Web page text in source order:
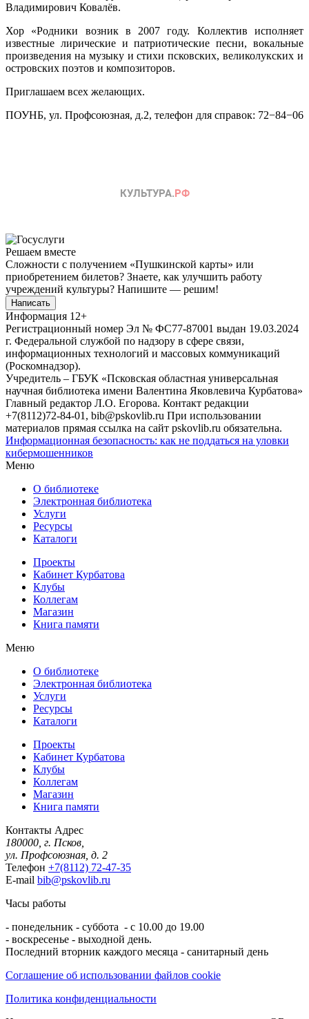
Владимирович Ковалёв.
Хор «Родники возник в 2007 году. Коллектив исполняет
известные лирические и патриотические песни, вокальные
произведения на музыку и стихи псковских, великолукских и
островских поэтов и композиторов.
Приглашаем всех желающих.
ПОУНБ, ул. Профсоюзная, д.2, телефон для справок: 72−84−06
Решаем вместе
Сложности с получением «Пушкинской карты» или
приобретением билетов? Знаете, как улучшить работу
учреждений культуры? Напишите — решим!
Написать
Информация 12+
Регистрационный номер Эл № ФС77-87001 выдан 19.03.2024
г. Федеральной службой по надзору в сфере связи,
информационных технологий и массовых коммуникаций
(Роскомнадзор).
Учредитель – ГБУК «Псковская областная универсальная
научная библиотека имени Валентина Яковлевича Курбатова»
Главный редактор Л.О. Егорова. Контакт редакции
+7(8112)72-84-01, bib@pskovlib.ru При использовании
материалов прямая ссылка на сайт pskovlib.ru обязательна.
Информационная безопасность: как не поддаться на уловки
кибермошенников
Меню
О библиотеке
Электронная библиотека
Услуги
Ресурсы
Каталоги
Проекты
Кабинет Курбатова
Клубы
Коллегам
Магазин
Книга памяти
Меню
О библиотеке
Электронная библиотека
Услуги
Ресурсы
Каталоги
Проекты
Кабинет Курбатова
Клубы
Коллегам
Магазин
Книга памяти
Контакты Адрес
180000, г. Псков,
ул. Профсоюзная, д. 2
Телефон +7(8112) 72-47-35
E-mail bib@pskovlib.ru
Часы работы
- понедельник - суббота - с 10.00 до 19.00
- воскресенье - выходной день.
Последний вторник каждого месяца - санитарный день
Соглашение об использовании файлов cookie
Политика конфиденциальности